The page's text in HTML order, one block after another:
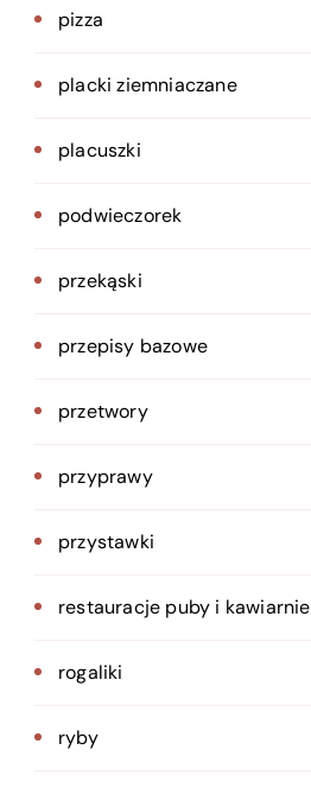
pizza
placki ziemniaczane
placuszki
podwieczorek
przekąski
przepisy bazowe
przetwory
przyprawy
przystawki
restauracje puby i kawiarnie
rogaliki
ryby